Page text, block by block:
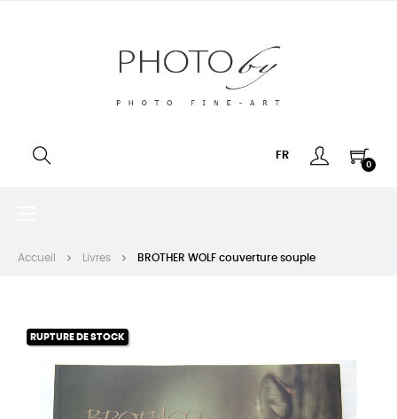
FR
0
Accueil Livres BROTHER WOLF couverture souple
RUPTURE DE STOCK